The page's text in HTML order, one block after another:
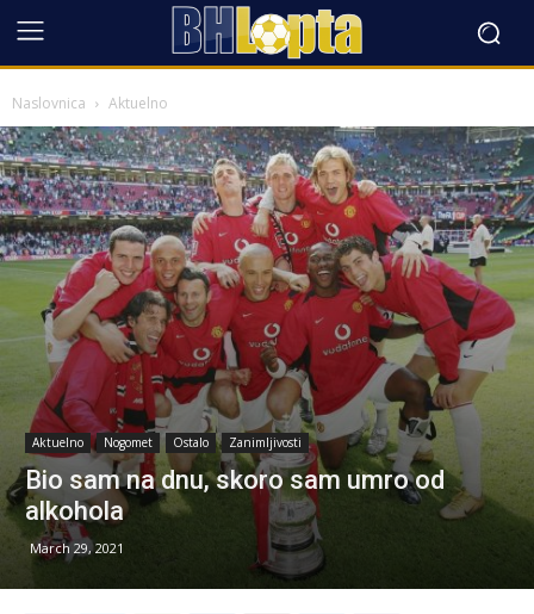
Naslovnica Aktuelno
Aktuelno Nogomet Ostalo Zanimljivosti
Bio sam na dnu, skoro sam umro od
alkohola
March 29, 2021